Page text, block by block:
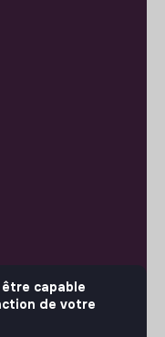
capable
de votre